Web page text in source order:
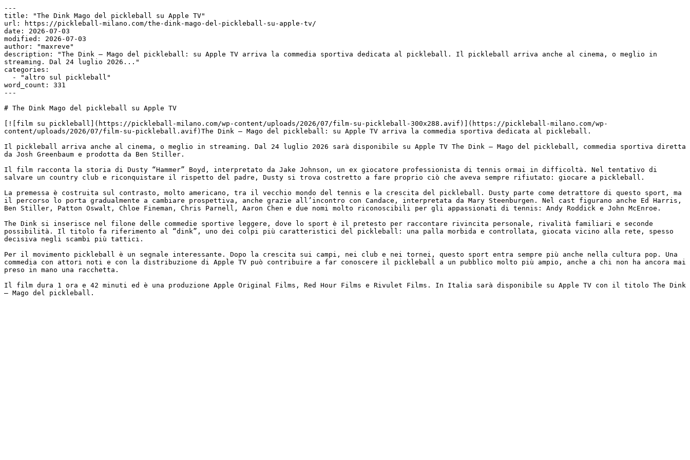
---
title: "The Dink Mago del pickleball su Apple TV"
url: https://pickleball-milano.com/the-dink-mago-del-pickleball-su-apple-tv/
date: 2026-07-03
modified: 2026-07-03
author: "maxreve"
description: "The Dink – Mago del pickleball: su Apple TV arriva la commedia sportiva dedicata al pickleball. Il pickleball arriva anche al cinema, o meglio in
streaming. Dal 24 luglio 2026..."
categories:
word_count: 331
---
# The Dink Mago del pickleball su Apple TV
[![film su pickleball](https://pickleball-milano.com/wp-content/uploads/2026/07/film-su-pickleball-300x288.avif)](https://pickleball-milano.com/wp-
content/uploads/2026/07/film-su-pickleball.avif)The Dink – Mago del pickleball: su Apple TV arriva la commedia sportiva dedicata al pickleball.
Il pickleball arriva anche al cinema, o meglio in streaming. Dal 24 luglio 2026 sarà disponibile su Apple TV The Dink – Mago del pickleball, commedia sportiva diretta
da Josh Greenbaum e prodotta da Ben Stiller.
Il film racconta la storia di Dusty “Hammer” Boyd, interpretato da Jake Johnson, un ex giocatore professionista di tennis ormai in difficoltà. Nel tentativo di
salvare un country club e riconquistare il rispetto del padre, Dusty si trova costretto a fare proprio ciò che aveva sempre rifiutato: giocare a pickleball.
La premessa è costruita sul contrasto, molto americano, tra il vecchio mondo del tennis e la crescita del pickleball. Dusty parte come detrattore di questo sport, ma
il percorso lo porta gradualmente a cambiare prospettiva, anche grazie all’incontro con Candace, interpretata da Mary Steenburgen. Nel cast figurano anche Ed Harris,
Ben Stiller, Patton Oswalt, Chloe Fineman, Chris Parnell, Aaron Chen e due nomi molto riconoscibili per gli appassionati di tennis: Andy Roddick e John McEnroe.
The Dink si inserisce nel filone delle commedie sportive leggere, dove lo sport è il pretesto per raccontare rivincita personale, rivalità familiari e seconde
possibilità. Il titolo fa riferimento al “dink”, uno dei colpi più caratteristici del pickleball: una palla morbida e controllata, giocata vicino alla rete, spesso
decisiva negli scambi più tattici.
Per il movimento pickleball è un segnale interessante. Dopo la crescita sui campi, nei club e nei tornei, questo sport entra sempre più anche nella cultura pop. Una
commedia con attori noti e con la distribuzione di Apple TV può contribuire a far conoscere il pickleball a un pubblico molto più ampio, anche a chi non ha ancora mai
preso in mano una racchetta.
Il film dura 1 ora e 42 minuti ed è una produzione Apple Original Films, Red Hour Films e Rivulet Films. In Italia sarà disponibile su Apple TV con il titolo The Dink
– Mago del pickleball.